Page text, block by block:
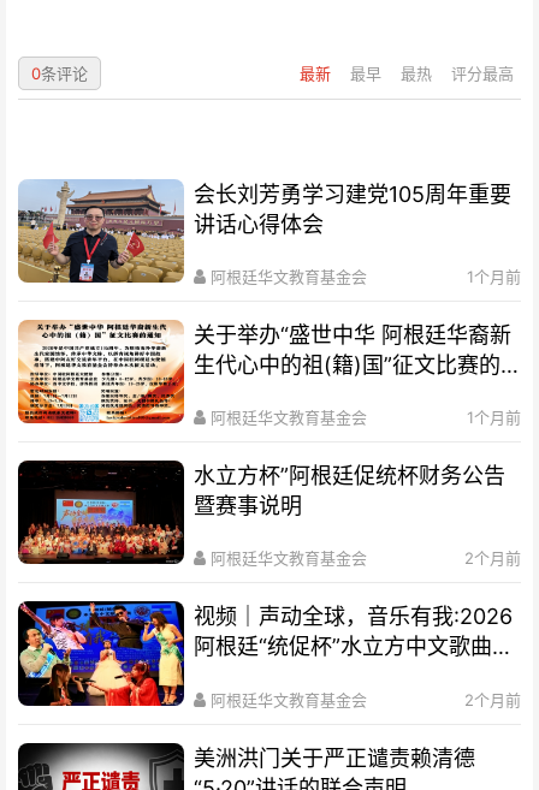
最新 最早 最热 评分最高
0条评论
会长刘芳勇学习建党105周年重要
讲话心得体会
阿根廷华文教育基金会 1个月前
关于举办“盛世中华 阿根廷华裔新
生代心中的祖(籍)国”征文比赛的
阿根廷华文教育基金会 1个月前
水立方杯”阿根廷促统杯财务公告
暨赛事说明
阿根廷华文教育基金会 2个月前
视频｜声动全球，音乐有我:2026
阿根廷“统促杯”水立方中文歌曲大
阿根廷华文教育基金会 2个月前
美洲洪门关于严正谴责赖清德